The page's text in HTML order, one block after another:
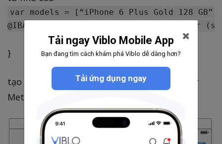
var models = [“iPhone 6 Plus Gold 128
}
tạo "save button" saveToMainViewController
Method
Tải ngay Viblo Mobile App
Bạn đang tìm cách khám phá Viblo dễ dàng hơn?
Tải ứng dụng ngay